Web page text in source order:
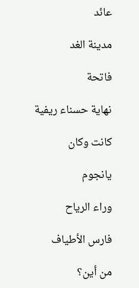
عائد
مدينة الغد
فاتحة
نهاية حسناء ريفية
كانت وكان
يانجوم
وراء الرياح
فارس الأطياف
من أين؟